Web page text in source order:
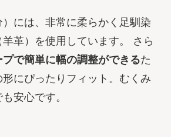
には、非常に柔らかく足馴染
革）を使用しています。 さら
で簡単に幅の調整ができるた
にぴったりフィット。むくみ
安心です。